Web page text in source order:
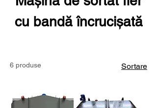
cu bandă încrucișată
6 produse Sortare